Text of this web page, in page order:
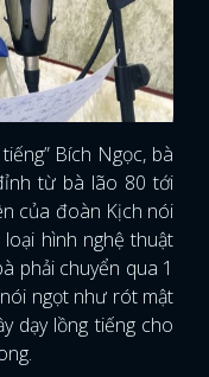
Bích Ngọc, bà
từ bà lão 80 tới
của đoàn Kịch nói
loại hình nghệ thuật
phải chuyển qua 1
ngọt như rót mật
dạy lồng tiếng cho